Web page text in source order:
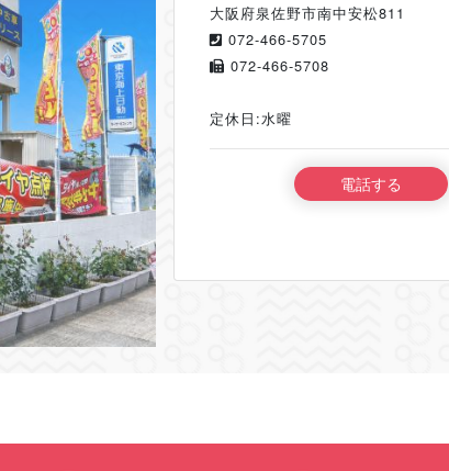
大阪府泉佐野市南中安松811
072-466-5705
072-466-5708
定休日:水曜
電話する